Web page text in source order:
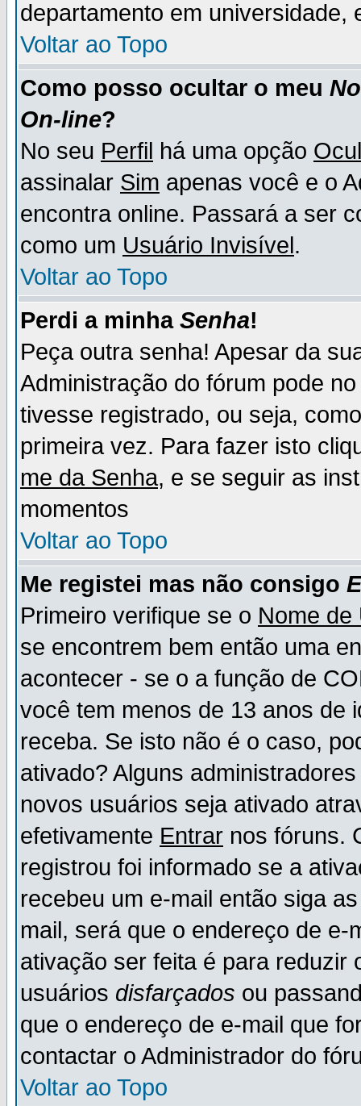
departamento em universidade,
Voltar ao Topo
Como posso ocultar o meu
On-line?
No seu Perfil há uma opção
assinalar Sim apenas você e o
encontra online. Passará a ser
como um Usuário Invisível.
Voltar ao Topo
Perdi a minha Senha!
Peça outra senha! Apesar da
Administração do fórum pode
tivesse registrado, ou seja,
primeira vez. Para fazer isto
me da Senha, e se seguir as
momentos
Voltar ao Topo
Me registei mas não consigo
Primeiro verifique se o Nome de
se encontrem bem então uma
acontecer - se o a função de
você tem menos de 13 anos de
receba. Se isto não é o caso,
ativado? Alguns
novos usuários seja ativado
efetivamente Entrar nos fóruns.
registrou foi informado se a
recebeu um e-mail então siga
mail, será que o endereço de
ativação ser feita é para reduzir
usuários disfarçados ou
que o endereço de e-mail que
contactar o Administrador do
Voltar ao Topo